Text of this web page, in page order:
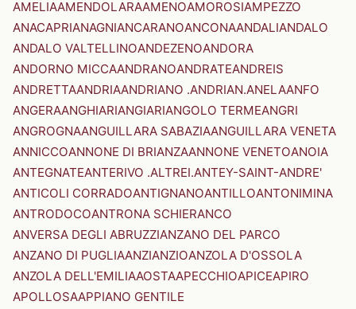
AMELIAAMENDOLARAAMENOAMOROSIAMPEZZO
ANACAPRIANAGNIANCARANOANCONAANDALIANDALO
ANDALO VALTELLINOANDEZENOANDORA
ANDORNO MICCAANDRANOANDRATEANDREIS
ANDRETTAANDRIAANDRIANO .ANDRIAN.ANELAANFO
ANGERAANGHIARIANGIARIANGOLO TERMEANGRI
ANGROGNAANGUILLARA SABAZIAANGUILLARA VENETA
ANNICCOANNONE DI BRIANZAANNONE VENETOANOIA
ANTEGNATEANTERIVO .ALTREI.ANTEY-SAINT-ANDRE'
ANTICOLI CORRADOANTIGNANOANTILLOANTONIMINA
ANTRODOCOANTRONA SCHIERANCO
ANVERSA DEGLI ABRUZZIANZANO DEL PARCO
ANZANO DI PUGLIAANZIANZIOANZOLA D'OSSOLA
ANZOLA DELL'EMILIAAOSTAAPECCHIOAPICEAPIRO
APOLLOSAAPPIANO GENTILE